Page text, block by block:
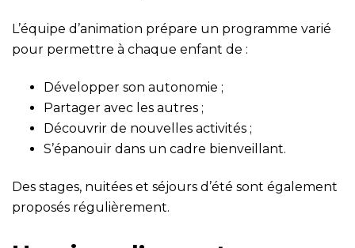
L’équipe d’animation prépare un programme varié
pour permettre à chaque enfant de :
Développer son autonomie ;
Partager avec les autres ;
Découvrir de nouvelles activités ;
S’épanouir dans un cadre bienveillant.
Des stages, nuitées et séjours d’été sont également
proposés régulièrement.